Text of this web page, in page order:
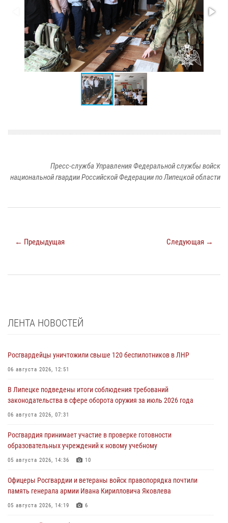
Пресс-служба Управления Федеральной службы войск
национальной гвардии Российской Федерации по Липецкой области
← Предыдущая Следующая →
ЛЕНТА НОВОСТЕЙ
Росгвардейцы уничтожили свыше 120 беспилотников в ЛНР
06 августа 2026, 12:51
В Липецке подведены итоги соблюдения требований
законодательства в сфере оборота оружия за июль 2026 года
06 августа 2026, 07:31
Росгвардия принимает участие в проверке готовности
образовательных учреждений к новому учебному
05 августа 2026, 14:36 10
Офицеры Росгвардии и ветераны войск правопорядка почтили
память генерала армии Ивана Кирилловича Яковлева
05 августа 2026, 14:19 6